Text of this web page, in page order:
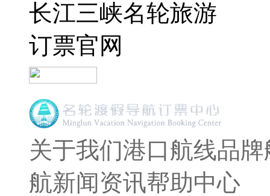
长江三峡名轮旅游
订票官网
关于我们港口航线品
航新闻资讯帮助中心